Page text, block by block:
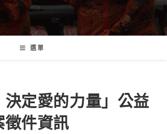
選單
決定愛的力量」公益
件資訊